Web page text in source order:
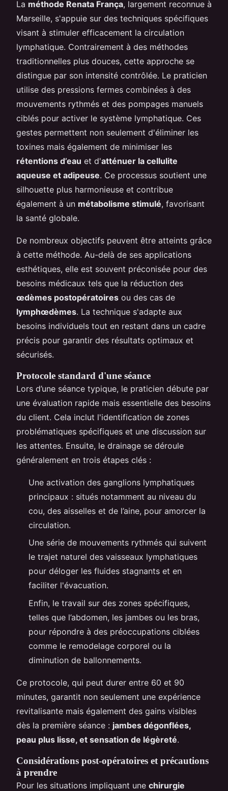
La méthode Renata França, largement reconnue à
Marseille, s'appuie sur des techniques spécifiques
visant à stimuler efficacement la circulation
lymphatique. Contrairement à des méthodes
traditionnelles plus douces, cette approche se
distingue par son intensité contrôlée. Le praticien
utilise des pressions fermes combinées à des
mouvements rythmés et des pompages manuels
ciblés pour activer le système lymphatique. Ces
gestes permettent non seulement d'éliminer les
toxines mais également de minimiser les
rétentions d’eau et d'atténuer la cellulite
aqueuse et adipeuse. Ce processus soutient une
silhouette plus harmonieuse et contribue
également à un métabolisme stimulé, favorisant
la santé globale.
De nombreux objectifs peuvent être atteints grâce
à cette méthode. Au-delà de ses applications
esthétiques, elle est souvent préconisée pour des
besoins médicaux tels que la réduction des
œdèmes postopératoires ou des cas de
lymphœdèmes. La technique s'adapte aux
besoins individuels tout en restant dans un cadre
précis pour garantir des résultats optimaux et
sécurisés.
Protocole standard d'une séance
Lors d’une séance typique, le praticien débute par
une évaluation rapide mais essentielle des besoins
du client. Cela inclut l'identification de zones
problématiques spécifiques et une discussion sur
les attentes. Ensuite, le drainage se déroule
généralement en trois étapes clés :
Une activation des ganglions lymphatiques
principaux : situés notamment au niveau du
cou, des aisselles et de l’aine, pour amorcer la
circulation.
Une série de mouvements rythmés qui suivent
le trajet naturel des vaisseaux lymphatiques
pour déloger les fluides stagnants et en
faciliter l'évacuation.
Enfin, le travail sur des zones spécifiques,
telles que l’abdomen, les jambes ou les bras,
pour répondre à des préoccupations ciblées
comme le remodelage corporel ou la
diminution de ballonnements.
Ce protocole, qui peut durer entre 60 et 90
minutes, garantit non seulement une expérience
revitalisante mais également des gains visibles
dès la première séance : jambes dégonflées,
peau plus lisse, et sensation de légèreté.
Considérations post-opératoires et précautions
à prendre
Pour les situations impliquant une chirurgie